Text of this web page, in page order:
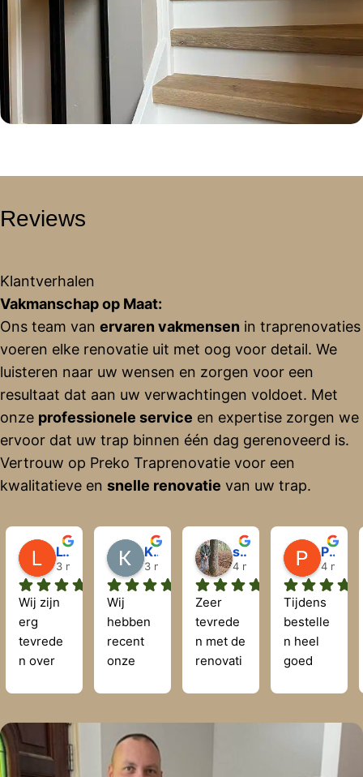
Reviews
Klantverhalen
Vakmanschap op Maat:
Ons team van ervaren vakmensen in traprenovaties
voeren elke renovatie uit met oog voor detail. We
luisteren naar uw wensen en zorgen voor een
resultaat dat aan uw verwachtingen voldoet. Met
onze professionele service en expertise zorgen we
ervoor dat uw trap binnen één dag gerenoveerd is.
Vertrouw op Preko Traprenovatie voor een
kwalitatieve en snelle renovatie van uw trap.
Lyda Flandrijn
3 maanden geleden
Wij zijn
erg
tevrede
n over
vatie
door
Preko.
Krisztián Hegyi
3 maanden geleden
Wij
hebben
recent
onze
renover
en door
Preko
sjaak wingerden
4 maanden geleden
Zeer
tevrede
n met de
renovati
Preko
Perry Lodder
4
Tijdens
bestelle
n heel
goed
We